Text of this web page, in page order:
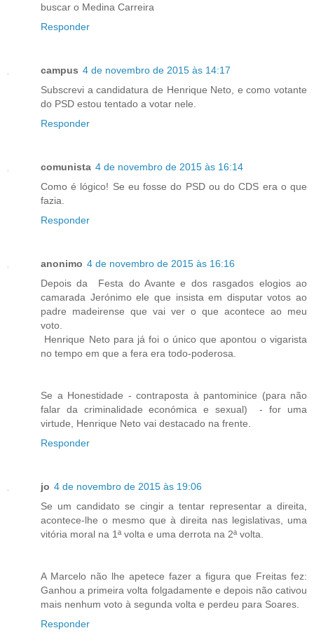
buscar o Medina Carreira
Responder
campus 4 de novembro de 2015 às 14:17
Subscrevi a candidatura de Henrique Neto, e como votante
do PSD estou tentado a votar nele.
Responder
comunista 4 de novembro de 2015 às 16:14
Como é lógico! Se eu fosse do PSD ou do CDS era o que
fazia.
Responder
anonimo 4 de novembro de 2015 às 16:16
Depois da Festa do Avante e dos rasgados elogios ao
camarada Jerónimo ele que insista em disputar votos ao
padre madeirense que vai ver o que acontece ao meu
voto.
Henrique Neto para já foi o único que apontou o vigarista
no tempo em que a fera era todo-poderosa.
Se a Honestidade - contraposta à pantominice (para não
falar da criminalidade económica e sexual) - for uma
virtude, Henrique Neto vai destacado na frente.
Responder
jo 4 de novembro de 2015 às 19:06
Se um candidato se cingir a tentar representar a direita,
acontece-lhe o mesmo que à direita nas legislativas, uma
vitória moral na 1ª volta e uma derrota na 2ª volta.
A Marcelo não lhe apetece fazer a figura que Freitas fez:
Ganhou a primeira volta folgadamente e depois não cativou
mais nenhum voto à segunda volta e perdeu para Soares.
Responder